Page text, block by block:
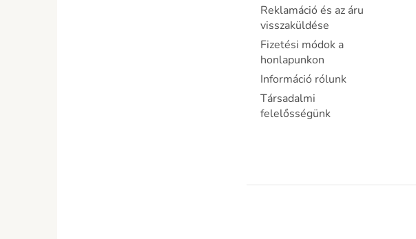
Reklamáció és az áru
visszaküldése
Fizetési módok a
honlapunkon
Információ rólunk
Társadalmi
felelősségünk